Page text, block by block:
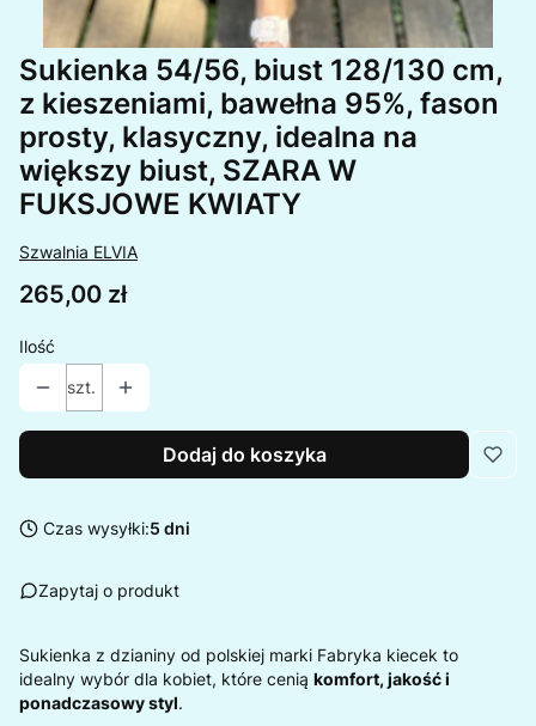
Sukienka 54/56, biust 128/130 cm,
z kieszeniami, bawełna 95%, fason
prosty, klasyczny, idealna na
większy biust, SZARA W
FUKSJOWE KWIATY
Szwalnia ELVIA
Cena
265,00 zł
Ilość
szt.
Dodaj do koszyka
Czas wysyłki:5 dni
Zapytaj o produkt
Sukienka z dzianiny od polskiej marki Fabryka kiecek to
idealny wybór dla kobiet, które cenią komfort, jakość i
ponadczasowy styl.